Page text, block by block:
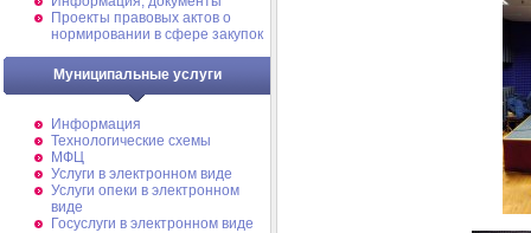
Проекты правовых актов о
нормировании в сфере закупок
Муниципальные услуги
Информация
Технологические схемы
МФЦ
Услуги в электронном виде
Услуги опеки в электронном
виде
Госуслуги в электронном виде